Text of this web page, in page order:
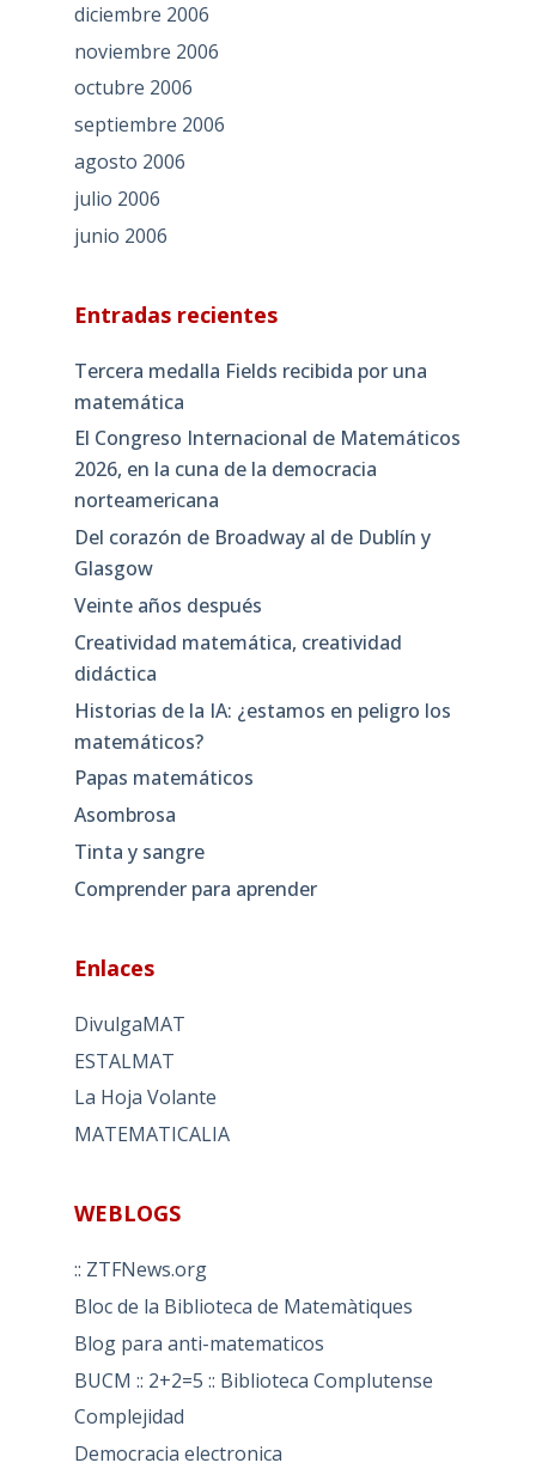
diciembre 2006
noviembre 2006
octubre 2006
septiembre 2006
agosto 2006
julio 2006
junio 2006
Entradas recientes
Tercera medalla Fields recibida por una
matemática
El Congreso Internacional de Matemáticos
2026, en la cuna de la democracia
norteamericana
Del corazón de Broadway al de Dublín y
Glasgow
Veinte años después
Creatividad matemática, creatividad
didáctica
Historias de la IA: ¿estamos en peligro los
matemáticos?
Papas matemáticos
Asombrosa
Tinta y sangre
Comprender para aprender
Enlaces
DivulgaMAT
ESTALMAT
La Hoja Volante
MATEMATICALIA
WEBLOGS
:: ZTFNews.org
Bloc de la Biblioteca de Matemàtiques
Blog para anti-matematicos
BUCM :: 2+2=5 :: Biblioteca Complutense
Complejidad
Democracia electronica